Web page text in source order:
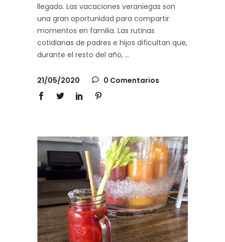
llegado. Las vacaciones veraniegas son
una gran oportunidad para compartir
momentos en familia. Las rutinas
cotidianas de padres e hijos dificultan que,
durante el resto del año,
21/05/2020 0 Comentarios